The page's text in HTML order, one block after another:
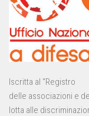
Iscritta al “Registro
delle associazioni e
lotta alle